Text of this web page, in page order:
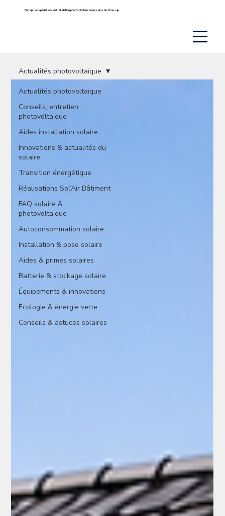
Entreprise spécialisée en installation photovoltaïque depuis plus de 10 ans ☀️
Actualités photovoltaïque
Conseils, entretien
photovoltaïque
Aides installation solaire
Innovations & actualités du
solaire
Transition énergétique
Réalisations Sol’Air Bâtiment
FAQ solaire &
photovoltaïque
Autoconsommation solaire
Installation & pose solaire
Aides & primes solaires
Batterie & stockage solaire
Équipements & innovations
Écologie & énergie verte
Conseils & astuces solaires
Actualités photovoltaïque